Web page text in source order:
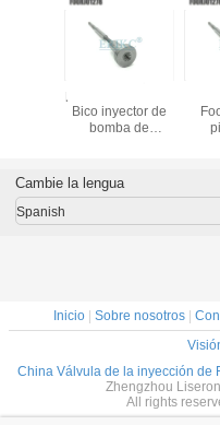
diésel
692
BOS
Bico inyector de
bomba de
120 075 válvula
For BOS FooR
de piezas de
Cambie la lengua
Spanish
Inicio| Sobre nosotros|
China Válvula de la inyección de
Zhengzhou
All rights